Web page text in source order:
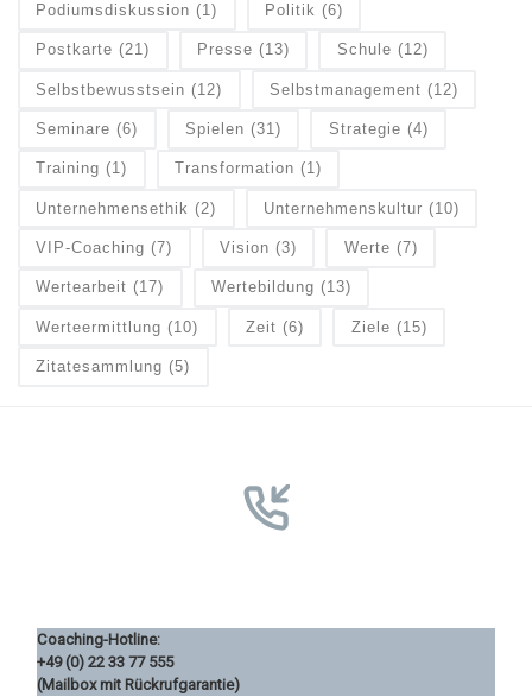
Podiumsdiskussion (1) Politik (6)
Postkarte (21) Presse (13) Schule (12)
Selbstbewusstsein (12) Selbstmanagement (12)
Seminare (6) Spielen (31) Strategie (4)
Training (1) Transformation (1)
Unternehmensethik (2) Unternehmenskultur (10)
VIP-Coaching (7) Vision (3) Werte (7)
Wertearbeit (17) Wertebildung (13)
Werteermittlung (10) Zeit (6) Ziele (15)
Zitatesammlung (5)
Coaching-Hotline:
+49 (0) 22 33 77 555
(Mailbox mit Rückrufgarantie)